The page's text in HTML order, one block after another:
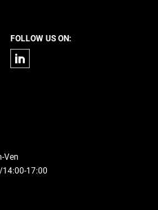
FOLLOW US ON:
Linkedin
Ven
17:00